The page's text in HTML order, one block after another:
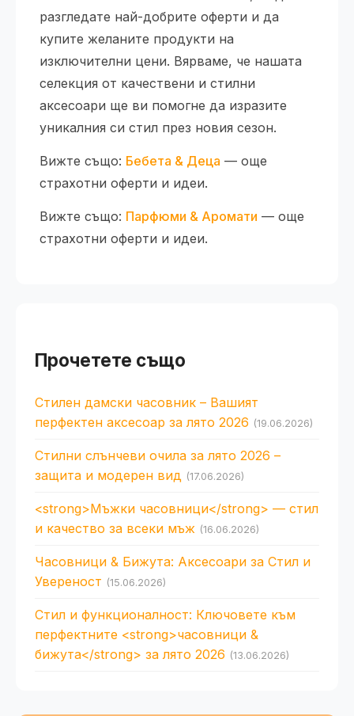
разгледате най-добрите оферти и да
купите желаните продукти на
изключителни цени. Вярваме, че нашата
селекция от качествени и стилни
аксесоари ще ви помогне да изразите
уникалния си стил през новия сезон.
Вижте също: Бебета & Деца — още
страхотни оферти и идеи.
Вижте също: Парфюми & Аромати — още
страхотни оферти и идеи.
Прочетете също
Стилен дамски часовник – Вашият
перфектен аксесоар за лято 2026 (19.06.2026)
Стилни слънчеви очила за лято 2026 –
защита и модерен вид (17.06.2026)
<strong>Мъжки часовници</strong> — стил
и качество за всеки мъж (16.06.2026)
Часовници & Бижута: Аксесоари за Стил и
Увереност (15.06.2026)
Стил и функционалност: Ключовете към
перфектните <strong>часовници &
бижута</strong> за лято 2026 (13.06.2026)